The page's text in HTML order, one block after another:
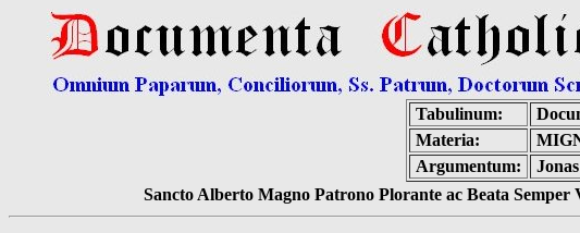
Tabulinum:
Materia:
Argumentum:
Sancto Alberto Magno Patrono Plorante ac Beata